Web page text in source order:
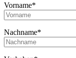
Vorname*
Nachname*